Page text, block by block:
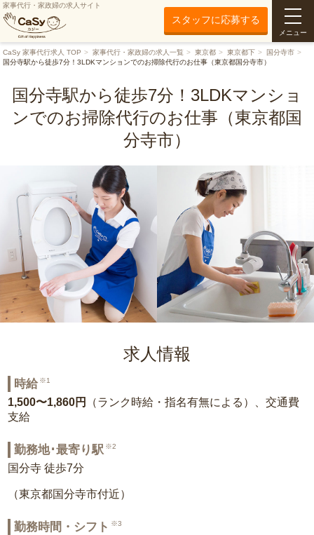
家事代行・家政婦の求人サイト
スタッフに応募する
メニュー
CaSy 家事代行求人 TOP 家事代行・家政婦の求人一覧 東京都 東京都下
国分寺市
国分寺駅から徒歩7分！3LDKマンションでのお掃除代行のお仕事（東京都国分寺市）
国分寺駅から徒歩7分！3LDKマンショ
ンでのお掃除代行のお仕事（東京都国
分寺市）
求人情報
時給 ※1
1,500〜1,860円
（ランク時給・指名有無による）、交通費
支給
勤務地･最寄り駅 ※2
国分寺 徒歩7分
（東京都国分寺市付近）
勤務時間・シフト ※3